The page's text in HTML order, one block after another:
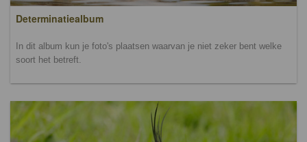
Determinatiealbum
In dit album kun je foto's plaatsen waarvan je niet zeker bent welke
soort het betreft.